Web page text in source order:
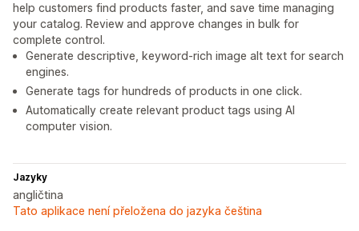
help customers find products faster, and save time managing
your catalog. Review and approve changes in bulk for
complete control.
Generate descriptive, keyword-rich image alt text for search
engines.
Generate tags for hundreds of products in one click.
Automatically create relevant product tags using AI
computer vision.
Jazyky
angličtina
Tato aplikace není přeložena do jazyka čeština